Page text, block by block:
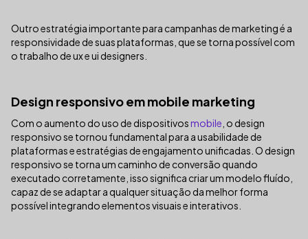
Outro estratégia importante para campanhas de marketing é a
responsividade de suas plataformas, que se torna possível com
o trabalho de ux e ui designers.
Design responsivo em mobile marketing
Com o aumento do uso de dispositivosmobile , o design
responsivo se tornou fundamental para a usabilidade de
plataformas e estratégias de engajamento unificadas. O design
responsivo se torna um caminho de conversão quando
executado corretamente, isso significa criar um modelo fluído,
capaz de se adaptar a qualquer situação da melhor forma
possível integrando elementos visuais e interativos.